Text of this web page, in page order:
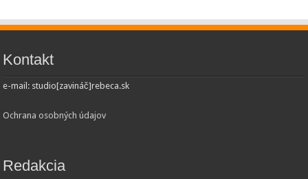
Kontakt
e-mail: studio[zavináč]rebeca.sk
Ochrana osobných údajov
Redakcia